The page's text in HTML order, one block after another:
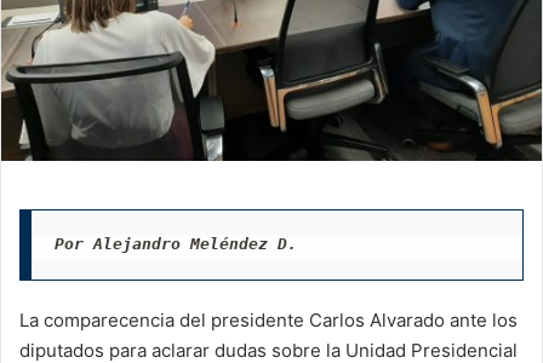
Por Alejandro Meléndez D.
La comparecencia del presidente Carlos Alvarado ante los
diputados para aclarar dudas sobre la Unidad Presidencial